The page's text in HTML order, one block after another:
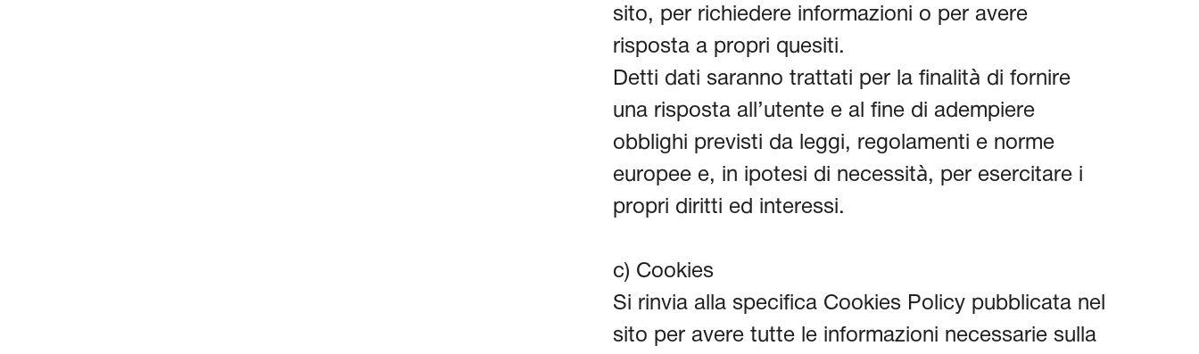
sito, per richiedere informazioni o per avere
risposta a propri quesiti.
Detti dati saranno trattati per la finalità di fornire
una risposta all’utente e al fine di adempiere
obblighi previsti da leggi, regolamenti e norme
europee e, in ipotesi di necessità, per esercitare i
propri diritti ed interessi.
c) Cookies
Si rinvia alla specifica Cookies Policy pubblicata nel
sito per avere tutte le informazioni necessarie sulla